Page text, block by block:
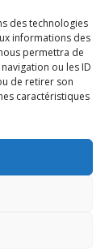
des technologies
informations des
permettra de
ou les ID
de retirer son
caractéristiques
Poilus de